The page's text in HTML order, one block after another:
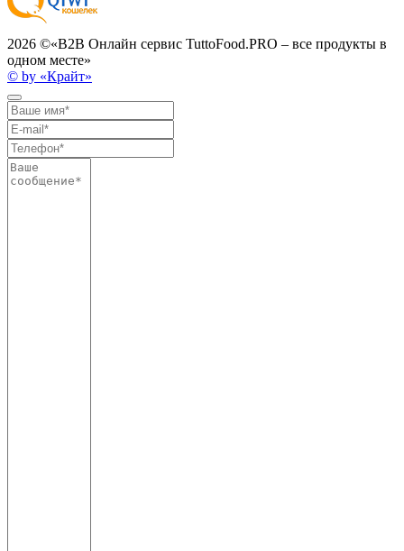
2026 ©«B2B Онлайн сервис TuttoFood.PRO – все продукты в
одном месте»
© by «Крайт»